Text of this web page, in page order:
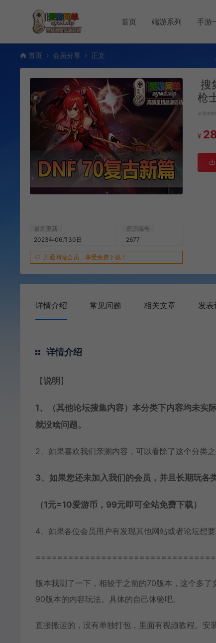
首页 端游系列 手游
首页 会员分享 正文
最近更新
2023年06月30日
资源编号
2677
开通网站会员，享受免费下载！
搜
枪
爱游网
¥
详情介绍 常见问题 相关文章 发表
详情介绍
【说明 】
1、（其他论坛搜集内容）本分类下内容均未实
就没啥问题。
2、如果喜欢我们亲测内容，可以看除了这个分类
3、如果您还未加入我们的会员，并且长期玩各
（1元=10爱游币，99元即可全站免费下载）
4、如果各位会员用户有发现其他网站或者论坛想
版本我测了一下，相较于之前的70版本，这个多
90版本的内容玩法。具体的自己体验吧。
直接搬运的，没有单独打包，里面有视频教程。安